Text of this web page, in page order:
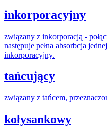
inkorporacyjny
związany z inkorporacją -
następuje pełna absorbcja
inkorporacyjny.
tańcujący
związany z tańcem,
kołysankowy